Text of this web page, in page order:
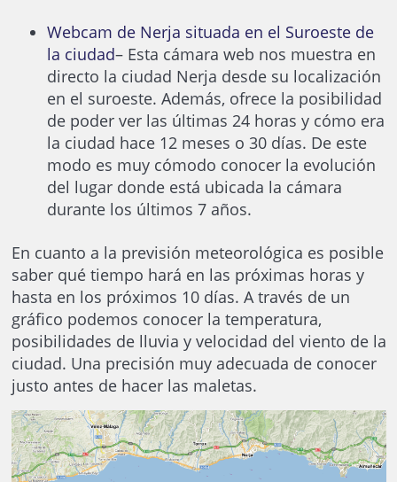
Webcam de Nerja situada en el Suroeste de
la ciudad– Esta cámara web nos muestra en
directo la ciudad Nerja desde su localización
en el suroeste. Además, ofrece la posibilidad
de poder ver las últimas 24 horas y cómo era
la ciudad hace 12 meses o 30 días. De este
modo es muy cómodo conocer la evolución
del lugar donde está ubicada la cámara
durante los últimos 7 años.
En cuanto a la previsión meteorológica es posible
saber qué tiempo hará en las próximas horas y
hasta en los próximos 10 días. A través de un
gráfico podemos conocer la temperatura,
posibilidades de lluvia y velocidad del viento de la
ciudad. Una precisión muy adecuada de conocer
justo antes de hacer las maletas.